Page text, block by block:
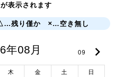
表示されます
残り僅か ×…空き無し
年08月 09 keyboard_arrow_right
木 金 土 日